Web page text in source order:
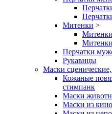
Митенки >
Перчатки
Рукавицы
Маски
Кожаные
стимпанк
Маски
Маски из